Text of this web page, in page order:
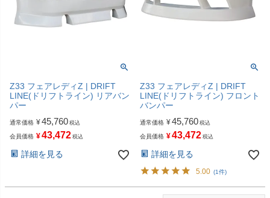
Z33 フェアレディZ | DRIFT
LINE(ドリフトライン) リアバン
パー
通常価格 ¥45,760 税込
会員価格 ¥43,472 税込
詳細を見る
Z33 フェアレディZ | DRIFT
LINE(ドリフトライン) フロント
バンパー
通常価格 ¥45,760 税込
会員価格 ¥43,472 税込
詳細を見る
5.00 (1件)